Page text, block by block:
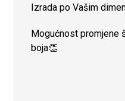
Izrada po Vašim
Mogućnost promjene
boja👏